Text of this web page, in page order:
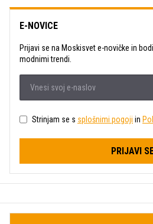
E-NOVICE
Prijavi se na Moskisvet e-novičke in
modnimi trendi.
Strinjam se s splošnimi pogoji in
PRIJAVI